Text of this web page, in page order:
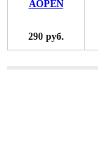
290 руб.